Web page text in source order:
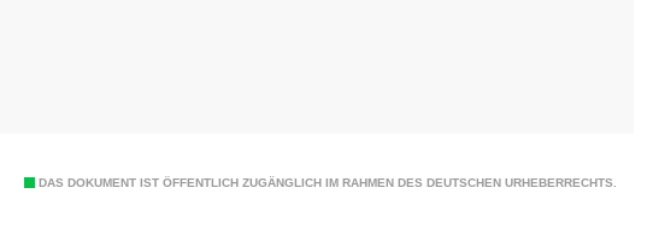
DAS DOKUMENT IST ÖFFENTLICH ZUGÄNGLICH IM RAHMEN DES DEUTSCHEN URHEBERRECHTS.